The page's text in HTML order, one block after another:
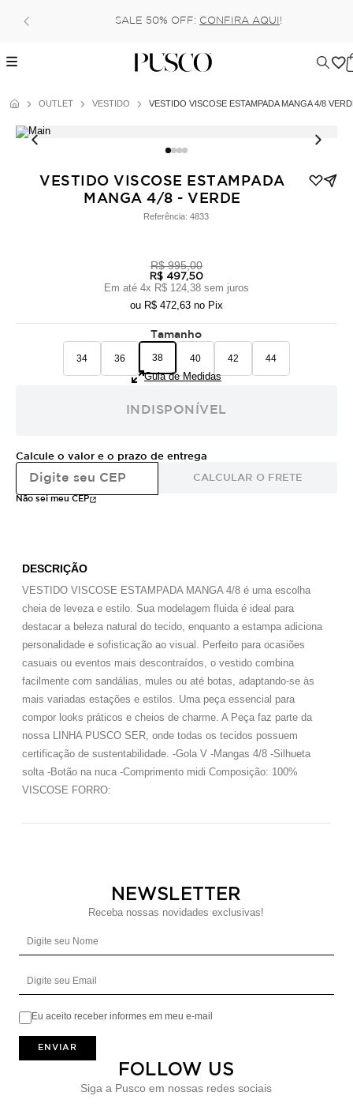
!
Pague no pix com 5% de desconto, ou
6x (parcela mínima de 100 reais)
OUTLET VESTIDO VESTIDO VISCOSE ESTAMPADA MANGA 4/8
VESTIDO VISCOSE ESTAMPADA
MANGA 4/8 - VERDE
Referência:4833
R$ 995,00
R$ 497,50
Em até 4x R$ 124,38 sem juros
ou R$ 472,63 no Pix
Tamanho
34 36 38 40 42 44
Guia de Medidas
INDISPONÍVEL
Calcule o valor e o prazo de entrega
CALCULAR O FRETE
Não sei meu CEP
DESCRIÇÃO
VESTIDO VISCOSE ESTAMPADA MANGA 4/8 é uma escolha
cheia de leveza e estilo. Sua modelagem fluida é ideal para
destacar a beleza natural do tecido, enquanto a estampa adiciona
personalidade e sofisticação ao visual. Perfeito para ocasiões
casuais ou eventos mais descontraídos, o vestido combina
facilmente com sandálias, mules ou até botas, adaptando-se às
mais variadas estações e estilos. Uma peça essencial para
compor looks práticos e cheios de charme. A Peça faz parte da
nossa LINHA PUSCO SER, onde todas os tecidos possuem
certificação de sustentabilidade. -Gola V -Mangas 4/8 -Silhueta
solta -Botão na nuca -Comprimento midi Composição: 100%
VISCOSE FORRO:
NEWSLETTER
Receba nossas novidades exclusivas!
Eu aceito receber informes em meu e-mail
ENVIAR
FOLLOW US
Siga a Pusco em nossas redes sociais